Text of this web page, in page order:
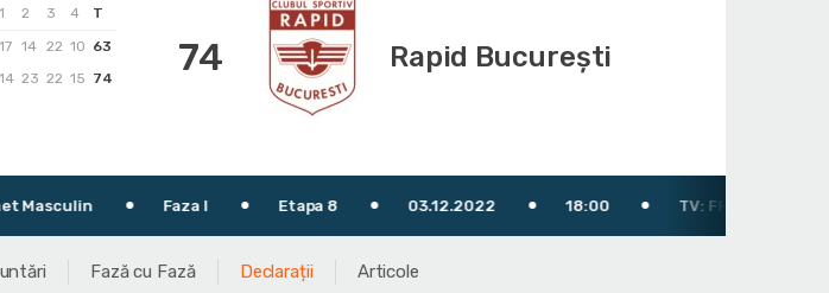
1 2 3 4
T
17 14 22 10 63
14 23 22 15 74 74 Rapid București
Faza I Etapa 8 03.12.2022 18:00 TV: FRB TV (YouTube)
Fază cu Fază Declarații Articole